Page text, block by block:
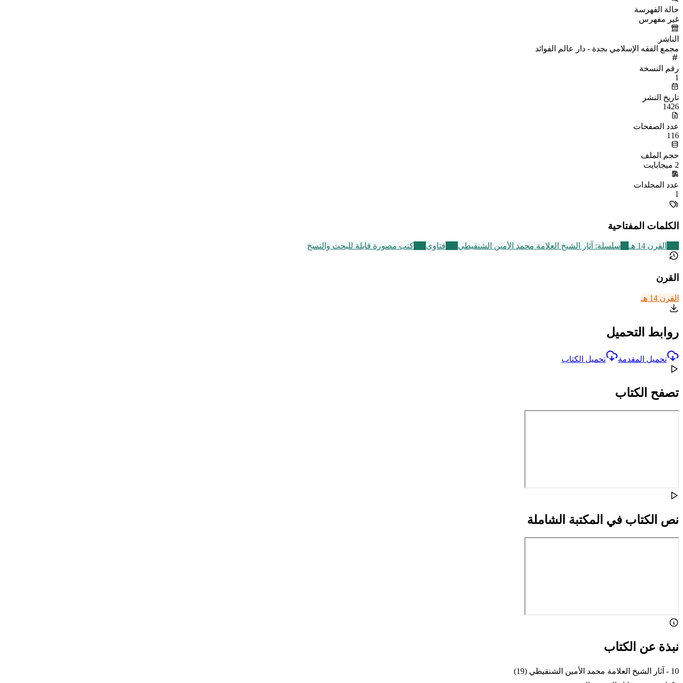
حالة الفهرسة
غير مفهرس
الناشر
مجمع الفقه الإسلامي بجدة - دار عالم الفوائد
رقم النسخة
1
تاريخ النشر
1426
عدد الصفحات
116
حجم الملف
2 ميجابايت
عدد المجلدات
1
الكلمات المفتاحية
القرن 14 هـ سلسلة: آثار الشيخ العلامة محمد الأمين الشنقيطي فتاوى كتب مصورة قابلة للبحث والنسخ
القرن
القرن 14 هـ
روابط التحميل
تحميل المقدمة تحميل الكتاب
تصفح الكتاب
نص الكتاب في المكتبة الشاملة
نبذة عن الكتاب
10 - آثار الشيخ العلامة محمد الأمين الشنقيطي (19)